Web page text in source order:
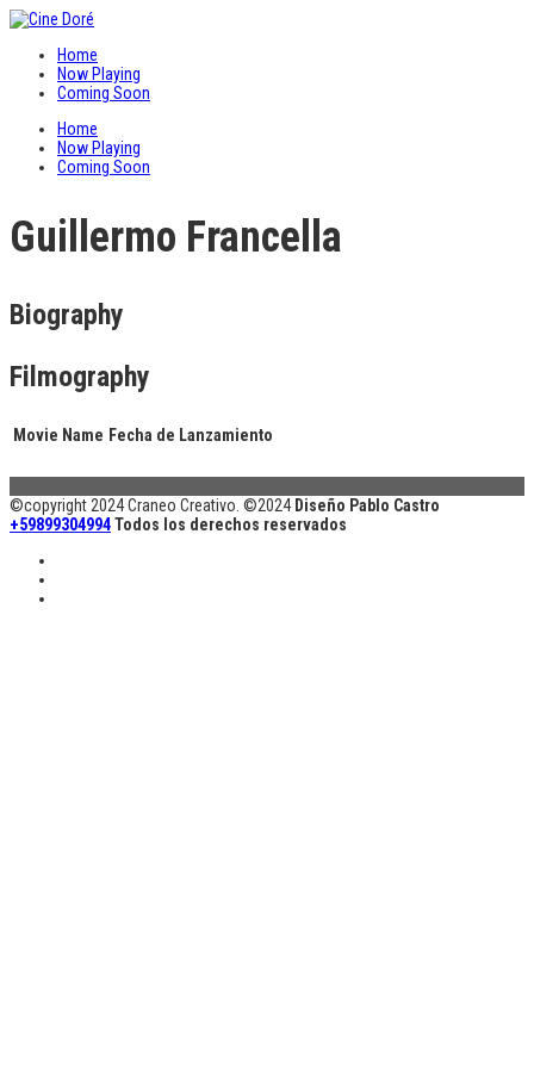
Home
Now Playing
Coming Soon
Home
Now Playing
Coming Soon
Guillermo Francella
Biography
Filmography
Movie Name Fecha de Lanzamiento
©copyright 2024 Craneo Creativo. ©2024 Diseño Pablo Castro
+59899304994Todos los derechos reservados